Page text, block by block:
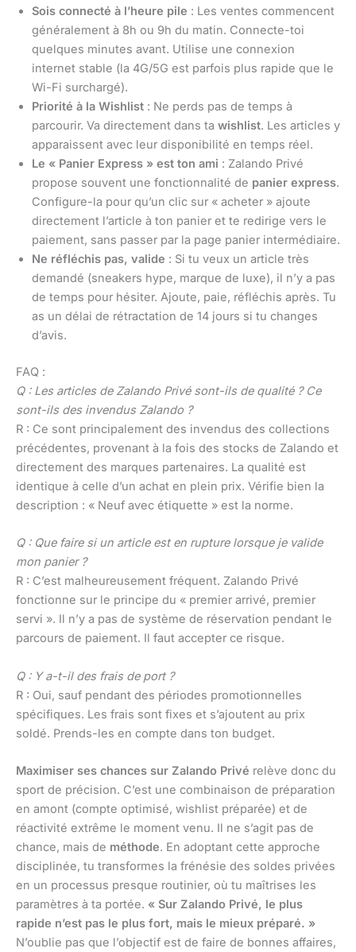
Sois connecté à l’heure pile : Les ventes commencent
généralement à 8h ou 9h du matin. Connecte-toi
quelques minutes avant. Utilise une connexion
internet stable (la 4G/5G est parfois plus rapide que le
Wi-Fi surchargé).
Priorité à la Wishlist : Ne perds pas de temps à
parcourir. Va directement dans ta wishlist. Les articles y
apparaissent avec leur disponibilité en temps réel.
Le « Panier Express » est ton ami : Zalando Privé
propose souvent une fonctionnalité de panier express.
Configure-la pour qu’un clic sur « acheter » ajoute
directement l’article à ton panier et te redirige vers le
paiement, sans passer par la page panier intermédiaire.
Ne réfléchis pas, valide : Si tu veux un article très
demandé (sneakers hype, marque de luxe), il n’y a pas
de temps pour hésiter. Ajoute, paie, réfléchis après. Tu
as un délai de rétractation de 14 jours si tu changes
d’avis.
FAQ :
Q : Les articles de Zalando Privé sont-ils de qualité ? Ce
sont-ils des invendus Zalando ?
R : Ce sont principalement des invendus des collections
précédentes, provenant à la fois des stocks de Zalando et
directement des marques partenaires. La qualité est
identique à celle d’un achat en plein prix. Vérifie bien la
description : « Neuf avec étiquette » est la norme.
Q : Que faire si un article est en rupture lorsque je valide
mon panier ?
R : C’est malheureusement fréquent. Zalando Privé
fonctionne sur le principe du « premier arrivé, premier
servi ». Il n’y a pas de système de réservation pendant le
parcours de paiement. Il faut accepter ce risque.
Q : Y a-t-il des frais de port ?
R : Oui, sauf pendant des périodes promotionnelles
spécifiques. Les frais sont fixes et s’ajoutent au prix
soldé. Prends-les en compte dans ton budget.
Maximiser ses chances sur Zalando Privé relève donc du
sport de précision. C’est une combinaison de préparation
en amont (compte optimisé, wishlist préparée) et de
réactivité extrême le moment venu. Il ne s’agit pas de
chance, mais de méthode. En adoptant cette approche
disciplinée, tu transformes la frénésie des soldes privées
en un processus presque routinier, où tu maîtrises les
paramètres à ta portée. « Sur Zalando Privé, le plus
rapide n’est pas le plus fort, mais le mieux préparé. »
N’oublie pas que l’objectif est de faire de bonnes affaires,